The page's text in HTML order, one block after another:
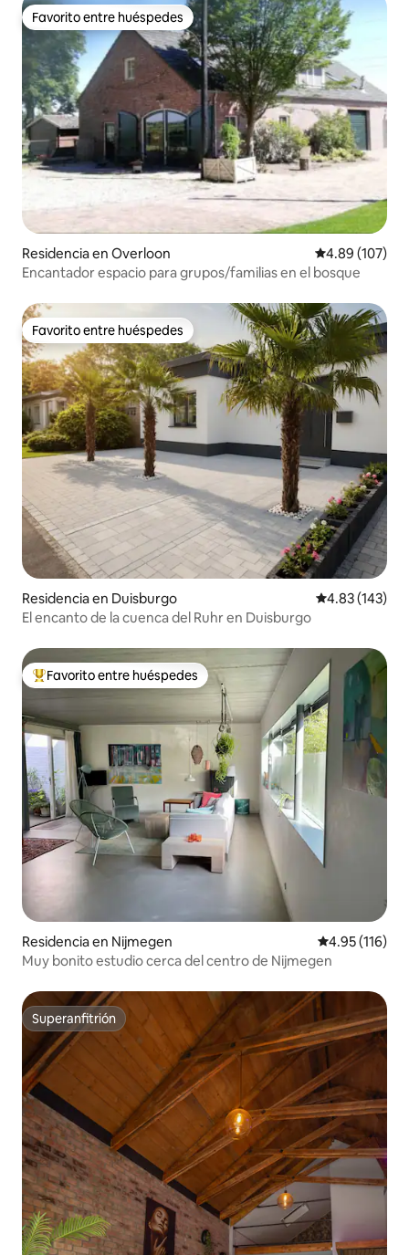
Favorito entre huéspedes
Favorito entre huéspedes
Residencia en Overloon Calificación
4.89 (107)
Encantador espacio para grupos/familias en el bosque
Favorito entre huéspedes
Favorito entre huéspedes
Residencia en Duisburgo Calificación
4.83 (143)
El encanto de la cuenca del Ruhr en Duisburgo
De los mejores en Favorito entre huéspedes
Favorito entre huéspedes
Residencia en Nijmegen Calificación
4.95 (116)
Muy bonito estudio cerca del centro de Nijmegen
Superanfitrión
Superanfitrión